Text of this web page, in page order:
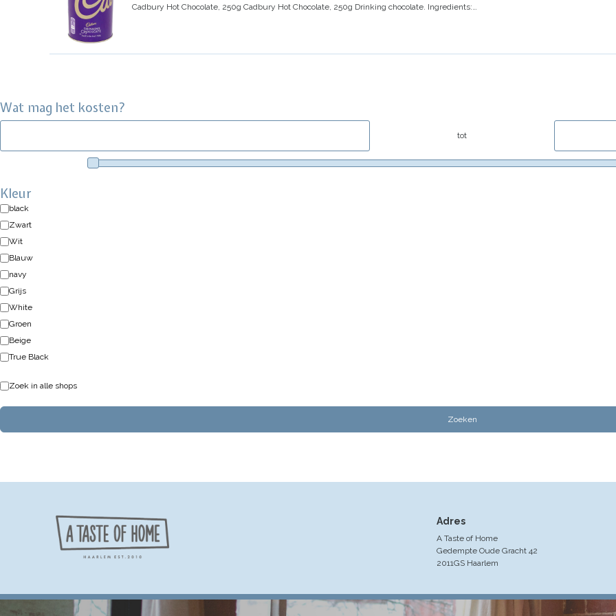
Cadbury Hot Chocolate, 250g Cadbury Hot Chocolate, 250g Drinking chocolate. Ingredients:…
Wat mag het kosten?
tot
Kleur
black
Zwart
Wit
Blauw
navy
Grijs
White
Groen
Beige
True Black
Zoek in alle shops
Adres
A Taste of Home
Gedempte Oude Gracht 42
2011GS Haarlem